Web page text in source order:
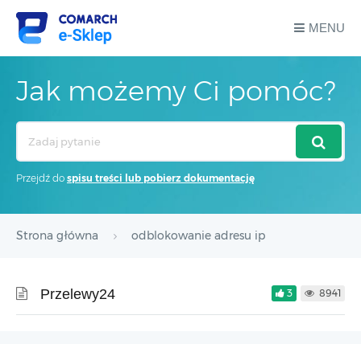
MENU
Jak możemy Ci pomóc?
Przejdź do spisu treści lub pobierz dokumentację
Strona główna odblokowanie adresu ip
Przelewy24 3 8941